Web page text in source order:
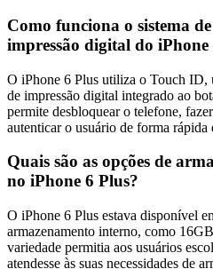
Como funciona o sistema
impressão digital do iPhone
O iPhone 6 Plus utiliza o Touch ID,
de impressão digital integrado ao
permite desbloquear o telefone,
autenticar o usuário de forma rápida
Quais são as opções de
no iPhone 6 Plus?
O iPhone 6 Plus estava disponível
armazenamento interno, como
variedade permitia aos usuários
atendesse às suas necessidades de